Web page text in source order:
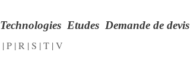
| P | R | S | T | V
Technologies Etudes Demande de devis